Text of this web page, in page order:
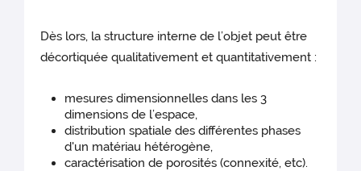
Dès lors, la structure interne de l’objet peut être
décortiquée qualitativement et quantitativement :
mesures dimensionnelles dans les 3
dimensions de l’espace,
distribution spatiale des différentes phases
d'un matériau hétérogène,
caractérisation de porosités (connexité, etc).